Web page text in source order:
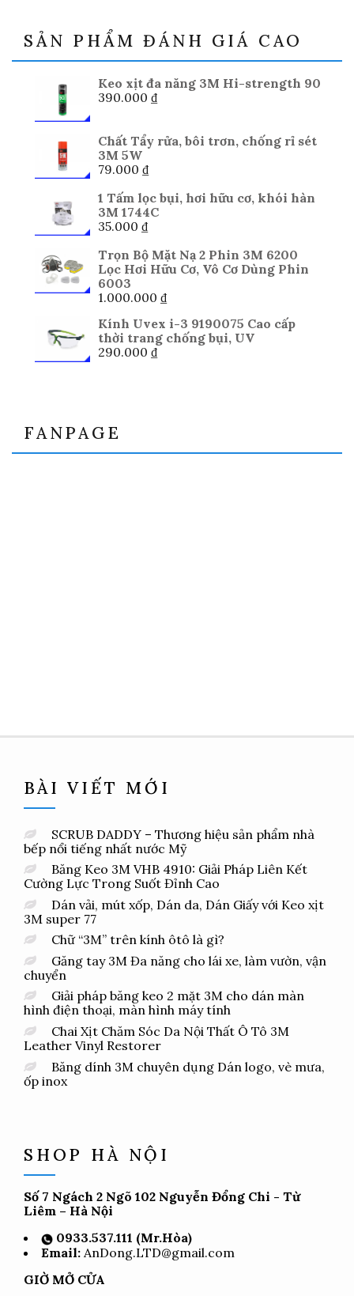
SẢN PHẨM ĐÁNH GIÁ CAO
Keo xịt đa năng 3M Hi-strength 90
390.000 ₫
Chất Tẩy rửa, bôi trơn, chống rỉ sét
3M 5W
79.000 ₫
1 Tấm lọc bụi, hơi hữu cơ, khói hàn
3M 1744C
35.000 ₫
Trọn Bộ Mặt Nạ 2 Phin 3M 6200
Lọc Hơi Hữu Cơ, Vô Cơ Dùng Phin
6003
1.000.000 ₫
Kính Uvex i-3 9190075 Cao cấp
thời trang chống bụi, UV
290.000 ₫
FANPAGE
BÀI VIẾT MỚI
SCRUB DADDY – Thương hiệu sản phẩm nhà
bếp nổi tiếng nhất nước Mỹ
Băng Keo 3M VHB 4910: Giải Pháp Liên Kết
Cường Lực Trong Suốt Đỉnh Cao
Dán vải, mút xốp, Dán da, Dán Giấy với Keo xịt
3M super 77
Chữ “3M” trên kính ôtô là gì?
Găng tay 3M Đa năng cho lái xe, làm vườn, vận
chuyển
Giải pháp băng keo 2 mặt 3M cho dán màn
hình điện thoại, màn hình máy tính
Chai Xịt Chăm Sóc Da Nội Thất Ô Tô 3M
Leather Vinyl Restorer
Băng dính 3M chuyên dụng Dán logo, vè mưa,
ốp inox
SHOP HÀ NỘI
Số 7 Ngách 2 Ngõ 102 Nguyễn Đổng Chi - Từ
Liêm – Hà Nội
0933.537.111 (Mr.Hòa)
Email: AnDong.LTD@gmail.com
GIỜ MỞ CỬA